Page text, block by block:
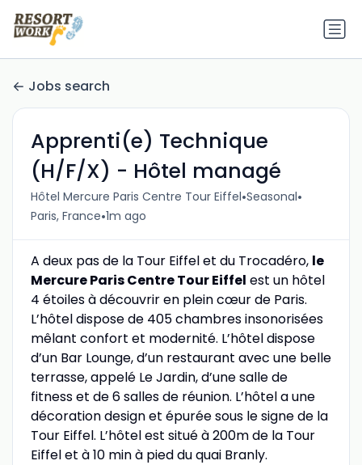
Jobs search
Apprenti(e) Technique
(H/F/X) - Hôtel managé
Hôtel Mercure Paris Centre Tour Eiffel•Seasonal•
Paris, France•1m ago
A deux pas de la Tour Eiffel et du Trocadéro, le
Mercure Paris Centre Tour Eiffel est un hôtel
4 étoiles à découvrir en plein cœur de Paris.
L’hôtel dispose de 405 chambres insonorisées
mêlant confort et modernité. L’hôtel dispose
d’un Bar Lounge, d’un restaurant avec une belle
terrasse, appelé Le Jardin, d’une salle de
fitness et de 6 salles de réunion. L’hôtel a une
décoration design et épurée sous le signe de la
Tour Eiffel. L’hôtel est situé à 200m de la Tour
Eiffel et à 10 min à pied du quai Branly.